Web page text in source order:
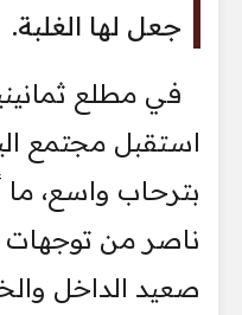
جعل لها الغلبة.
في مطلع
استقبل مجتمع
بترحاب واسع،
ناصر من
صعيد الداخل